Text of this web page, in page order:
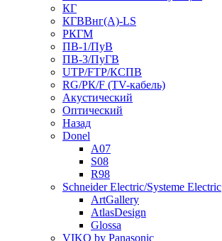
КГ
КГВВнг(А)-LS
РКГМ
ПВ-1/ПуВ
ПВ-3/ПуГВ
UTP/FTP/КСПВ
RG/РК/F (TV-кабель)
Акустический
Оптический
Назад
Donel
A07
S08
R98
Schneider Electric/Systeme Electric
ArtGallery
AtlasDesign
Glossa
VIKO by Panasonic